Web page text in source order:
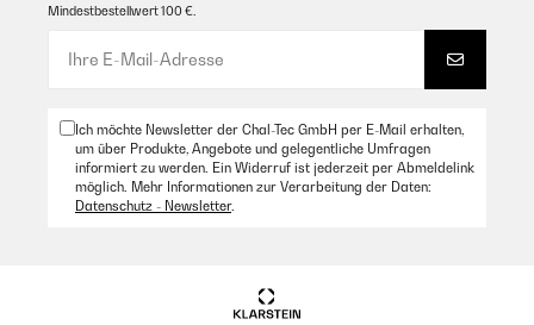
Mindestbestellwert 100 €.
Ich möchte Newsletter der Chal-Tec GmbH per E-Mail erhalten,
um über Produkte, Angebote und gelegentliche Umfragen
informiert zu werden. Ein Widerruf ist jederzeit per Abmeldelink
möglich. Mehr Informationen zur Verarbeitung der Daten:
Datenschutz - Newsletter.